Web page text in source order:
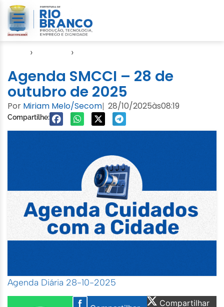
› ›
Agenda SMCCI – 28 de
outubro de 2025
Por Miriam Melo/Secom| 28/10/2025às08:19
Compartilhe:
Agenda Diária 28-10-2025
Compartilhar